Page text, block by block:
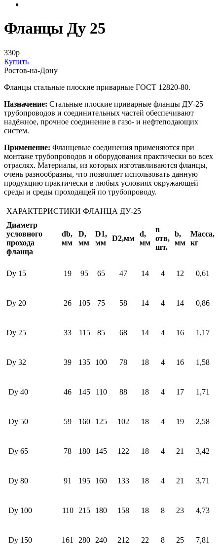
Фланцы Ду 25
330р
Купить
Ростов-на-Дону
Фланцы стальные плоские приварные ГОСТ 12820-80.
Назначение: Стальные плоские приварные фланцы ДУ-25
трубопроводов и соединительных частей обеспечивают
надёжное, прочное соединение в газо- и нефтеподающих
систем.
Применение: Фланцевые соединения применяются при
монтаже трубопроводов и оборудования практически во всех
отраслях. Материалы, из которых изготавливаются фланцы,
очень разнообразны, что позволяет использовать данную
продукцию практически в любых условиях окружающей
среды и среды проходящей по трубопроводу.
ХАРАКТЕРИСТИКИ ФЛАНЦА ДУ-25
Диаметр
условного
прохода
фланца
db,
мм
D,
мм
D1,
мм
D2,мм
d,
мм
n
отв,
шт.
b,
мм
Масса,
кг
Dy 15 19 95 65 47 14 4 12 0,61
Dy 20 26 105 75 58 14 4 14 0,86
Dy 25 33 115 85 68 14 4 16 1,17
Dy 32 39 135 100 78 18 4 16 1,58
Dy 40 46 145 110 88 18 4 17 1,71
Dy 50 59 160 125 102 18 4 19 2,58
Dy 65 78 180 145 122 18 4 21 3,42
Dy 80 91 195 160 133 18 4 21 3,71
Dy 100 110 215 180 158 18 8 23 4,73
Dy 150 161 280 240 212 22 8 25 7,81